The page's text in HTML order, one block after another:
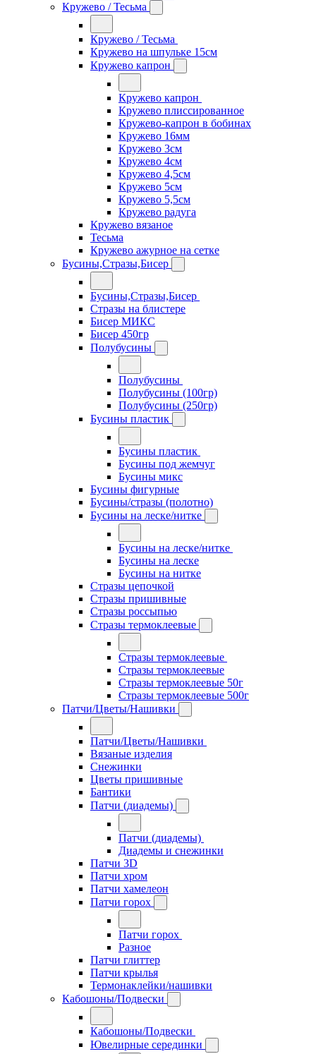
Кружево / Тесьма
Кружево / Тесьма
Кружево на шпульке 15см
Кружево капрон
Кружево капрон
Кружево плиссированное
Кружево-капрон в бобинах
Кружево 16мм
Кружево 3см
Кружево 4см
Кружево 4,5см
Кружево 5см
Кружево 5,5см
Кружево радуга
Кружево вязаное
Тесьма
Кружево ажурное на сетке
Бусины,Стразы,Бисер
Бусины,Стразы,Бисер
Стразы на блистере
Бисер МИКС
Бисер 450гр
Полубусины
Полубусины
Полубусины (100гр)
Полубусины (250гр)
Бусины пластик
Бусины пластик
Бусины под жемчуг
Бусины микс
Бусины фигурные
Бусины/стразы (полотно)
Бусины на леске/нитке
Бусины на леске/нитке
Бусины на леске
Бусины на нитке
Стразы цепочкой
Стразы пришивные
Стразы россыпью
Стразы термоклеевые
Стразы термоклеевые
Стразы термоклеевые
Стразы термоклеевые 50г
Стразы термоклеевые 500г
Патчи/Цветы/Нашивки
Патчи/Цветы/Нашивки
Вязаные изделия
Снежинки
Цветы пришивные
Бантики
Патчи (диадемы)
Патчи (диадемы)
Диадемы и снежинки
Патчи 3D
Патчи хром
Патчи хамелеон
Патчи горох
Патчи горох
Разное
Патчи глиттер
Патчи крылья
Термонаклейки/нашивки
Кабошоны/Подвески
Кабошоны/Подвески
Ювелирные серединки